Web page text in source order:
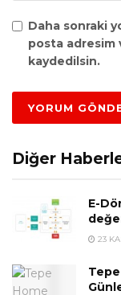
Daha sonraki
posta adresim
kaydedilsin.
Diğer
E-
23